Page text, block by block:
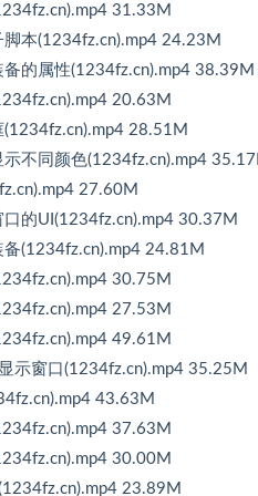
31.33M
本(1234fz.cn).mp4 24.23M
的属性(1234fz.cn).mp4 38.39M
20.63M
28.51M
不同颜色(1234fz.cn).mp4
27.60M
的UI(1234fz.cn).mp4 30.37M
(1234fz.cn).mp4 24.81M
30.75M
27.53M
49.61M
示窗口(1234fz.cn).mp4 35.25M
43.63M
37.63M
30.00M
23.89M